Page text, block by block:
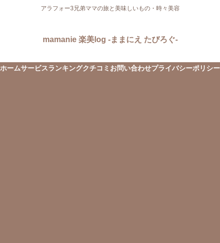
アラフォー3兄弟ママの旅と美味しいもの・時々美容
mamanie 楽美log -ままにえ たびろぐ-
ホームサービスランキングクチコミ お問い合わせプライバシーポリシー